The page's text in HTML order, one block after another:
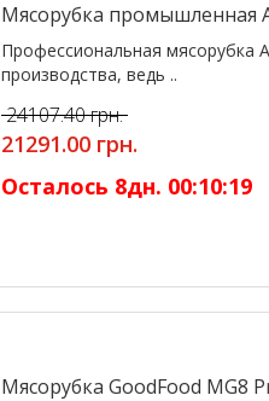
Мясорубка промышленная
Профессиональная мясорубка
производства, ведь ..
24107.40 грн.
21291.00 грн.
Осталось 8дн. 00:10:18
Мясорубка GoodFood MG8